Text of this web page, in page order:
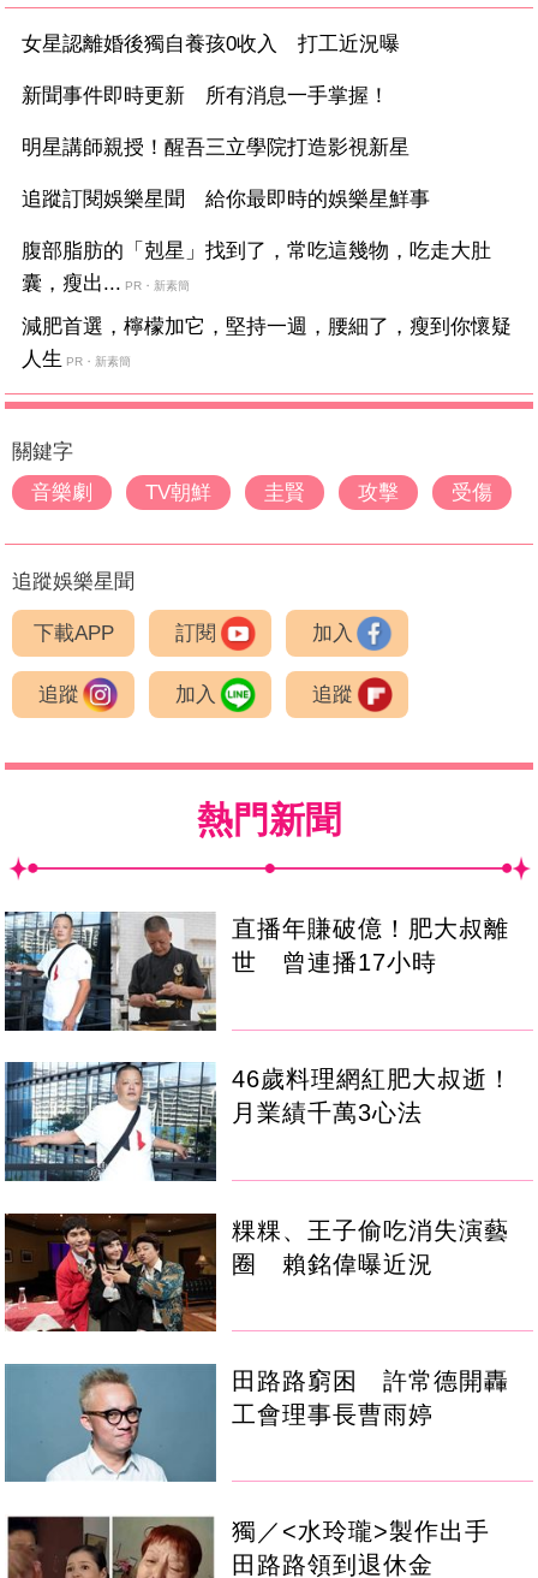
女星認離婚後獨自養孩0收入 打工近況曝
新聞事件即時更新 所有消息一手掌握！
明星講師親授！醒吾三立學院打造影視新星
追蹤訂閱娛樂星聞 給你最即時的娛樂星鮮事
腹部脂肪的「剋星」找到了，常吃這幾物，吃走大肚
囊，瘦出... PR・新素簡
減肥首選，檸檬加它，堅持一週，腰細了，瘦到你懷疑
人生 PR・新素簡
關鍵字
音樂劇
TV朝鮮 圭賢 攻擊 受傷
追蹤娛樂星聞
下載APP 訂閱 加入
追蹤 加入 追蹤
熱門新聞
直播年賺破億！肥大叔離
世 曾連播17小時
46歲料理網紅肥大叔逝！
月業績千萬3心法
粿粿、王子偷吃消失演藝
圈 賴銘偉曝近況
田路路窮困 許常德開轟
工會理事長曹雨婷
獨／<水玲瓏>製作出手
田路路領到退休金